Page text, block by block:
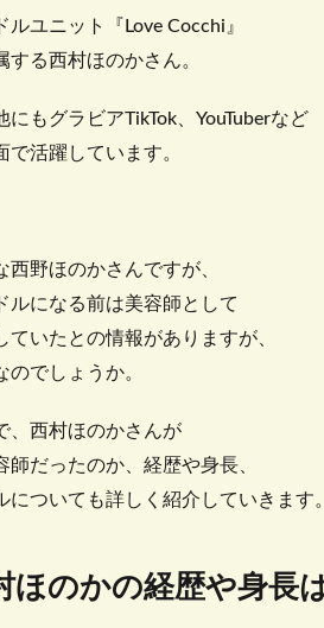
ルユニット『Love Cocchi』
する西村ほのかさん。
にもグラビアTikTok、YouTuberなど
で活躍しています。
西野ほのかさんですが、
ルになる前は美容師として
ていたとの情報がありますが、
のでしょうか。
、西村ほのかさんが
師だったのか、経歴や身長、
についても詳しく紹介していきます。
ほのかの経歴や身長